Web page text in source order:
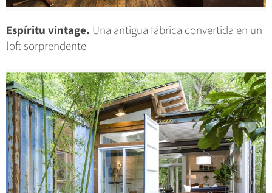
Espíritu vintage. Una antigua fábrica convertida en un
loft sorprendente